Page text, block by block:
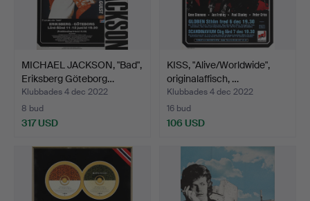
MICHAEL JACKSON, "Bad",
Eriksberg Göteborg…
Klubbades 4 dec 2022
8 bud
317 USD
KISS, "Alive/Worldwide",
originalaffisch, …
Klubbades 4 dec 2022
16 bud
106 USD